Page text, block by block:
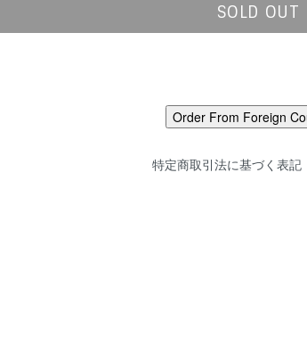
SOLD OUT
特定商取引法に基づく表記